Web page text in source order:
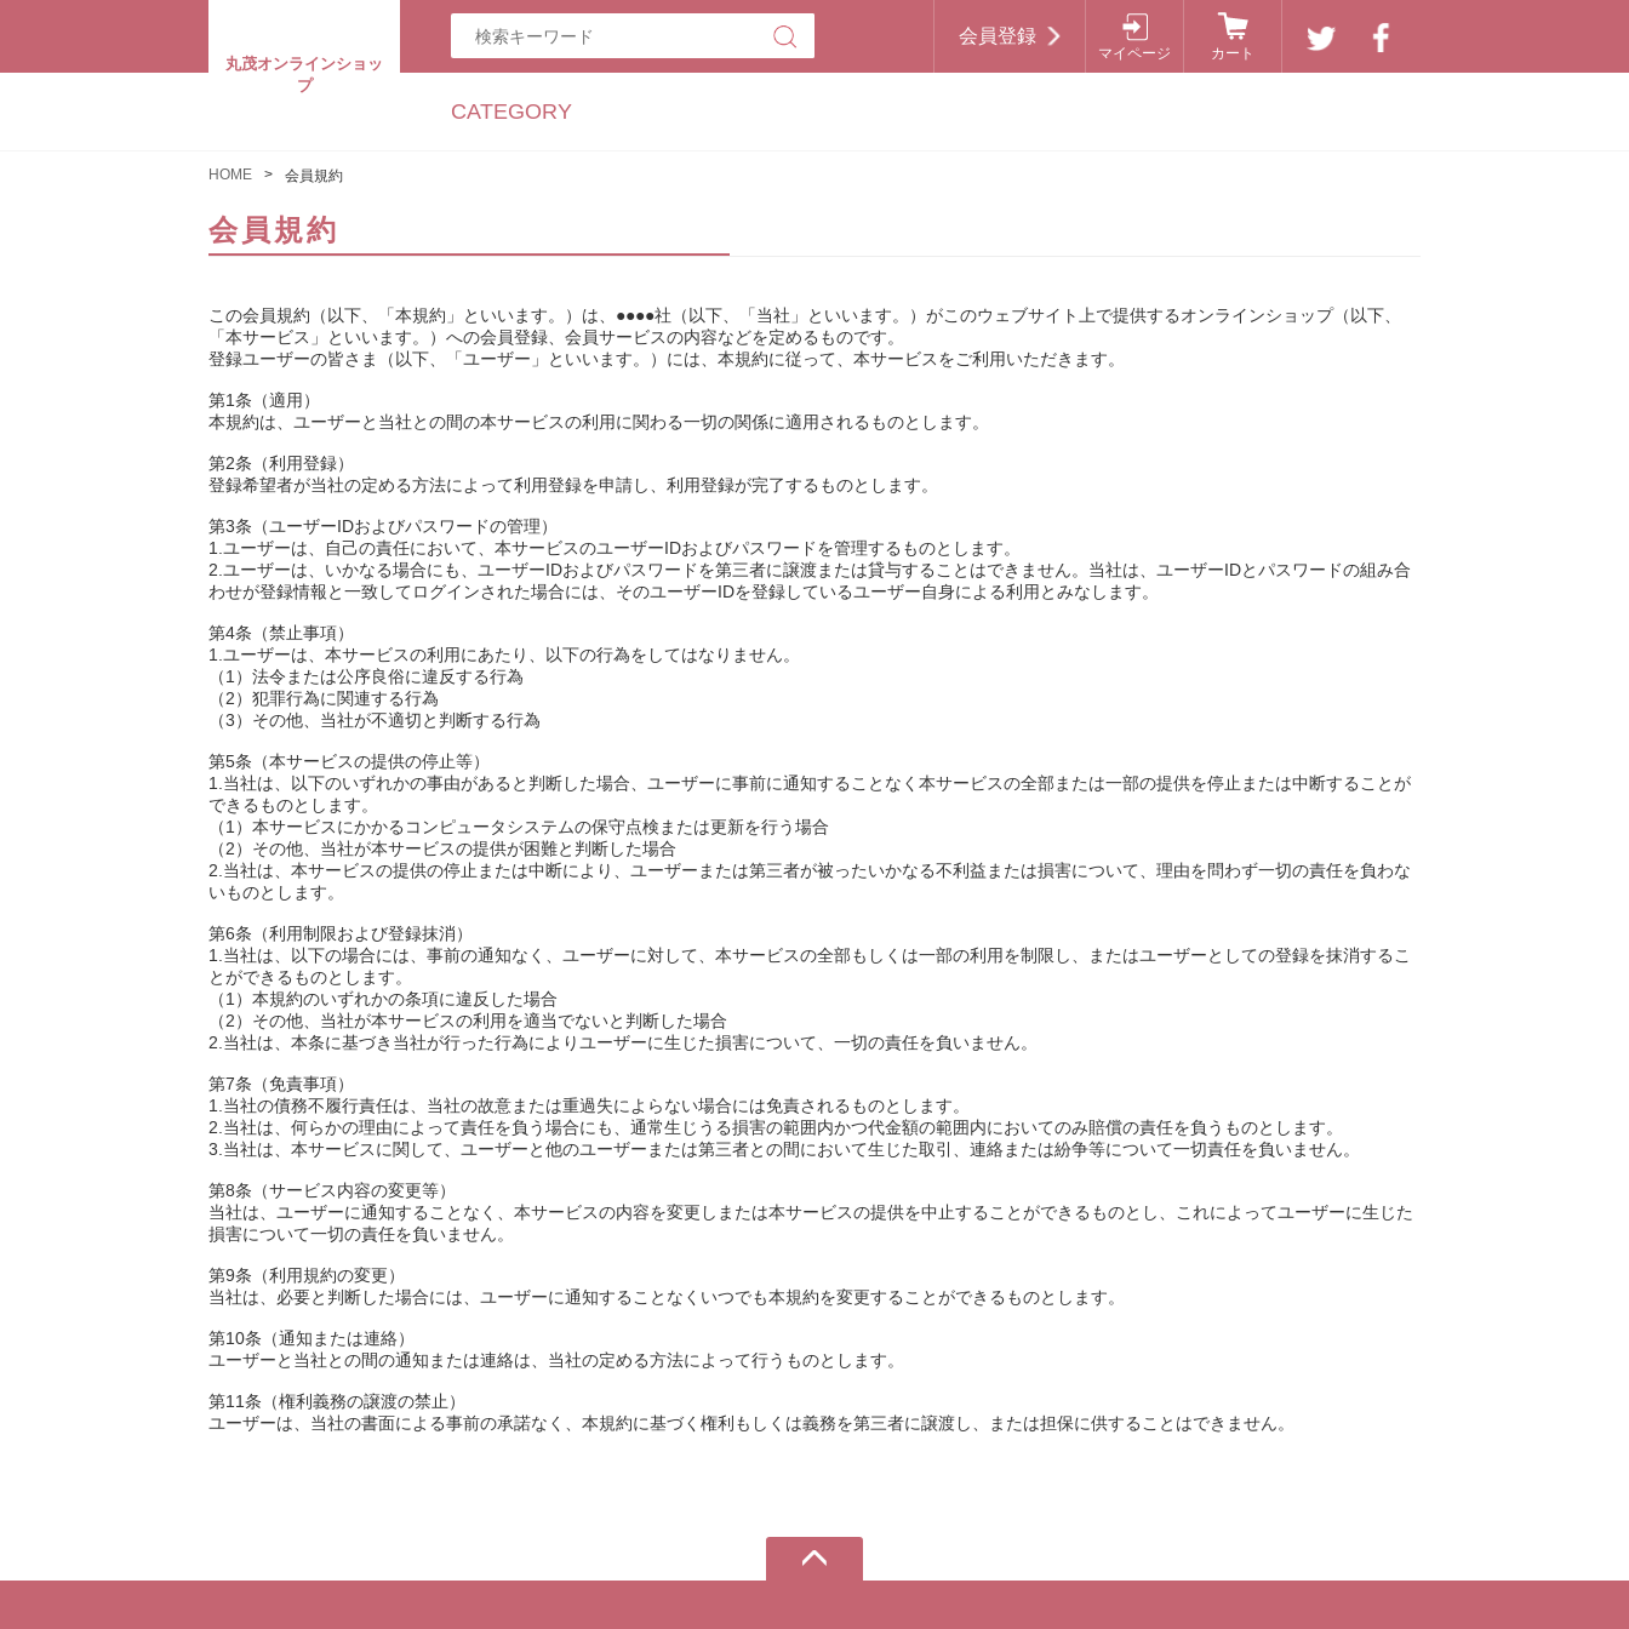
丸茂オンラインショッ
プ
会員登録
マイページ カート
CATEGORY
HOME 会員規約
会員規約
この会員規約（以下、「本規約」といいます。）は、●●●●社（以下、「当社」といいます。）がこのウェブサイト上で提供するオンラインショップ（以下、
「本サービス」といいます。）への会員登録、会員サービスの内容などを定めるものです。
登録ユーザーの皆さま（以下、「ユーザー」といいます。）には、本規約に従って、本サービスをご利用いただきます。
第1条（適用）
本規約は、ユーザーと当社との間の本サービスの利用に関わる一切の関係に適用されるものとします。
第2条（利用登録）
登録希望者が当社の定める方法によって利用登録を申請し、利用登録が完了するものとします。
第3条（ユーザーIDおよびパスワードの管理）
1.ユーザーは、自己の責任において、本サービスのユーザーIDおよびパスワードを管理するものとします。
2.ユーザーは、いかなる場合にも、ユーザーIDおよびパスワードを第三者に譲渡または貸与することはできません。当社は、ユーザーIDとパスワードの組み合
わせが登録情報と一致してログインされた場合には、そのユーザーIDを登録しているユーザー自身による利用とみなします。
第4条（禁止事項）
1.ユーザーは、本サービスの利用にあたり、以下の行為をしてはなりません。
（1）法令または公序良俗に違反する行為
（2）犯罪行為に関連する行為
（3）その他、当社が不適切と判断する行為
第5条（本サービスの提供の停止等）
1.当社は、以下のいずれかの事由があると判断した場合、ユーザーに事前に通知することなく本サービスの全部または一部の提供を停止または中断することが
できるものとします。
（1）本サービスにかかるコンピュータシステムの保守点検または更新を行う場合
（2）その他、当社が本サービスの提供が困難と判断した場合
2.当社は、本サービスの提供の停止または中断により、ユーザーまたは第三者が被ったいかなる不利益または損害について、理由を問わず一切の責任を負わな
いものとします。
第6条（利用制限および登録抹消）
1.当社は、以下の場合には、事前の通知なく、ユーザーに対して、本サービスの全部もしくは一部の利用を制限し、またはユーザーとしての登録を抹消するこ
とができるものとします。
（1）本規約のいずれかの条項に違反した場合
（2）その他、当社が本サービスの利用を適当でないと判断した場合
2.当社は、本条に基づき当社が行った行為によりユーザーに生じた損害について、一切の責任を負いません。
第7条（免責事項）
1.当社の債務不履行責任は、当社の故意または重過失によらない場合には免責されるものとします。
2.当社は、何らかの理由によって責任を負う場合にも、通常生じうる損害の範囲内かつ代金額の範囲内においてのみ賠償の責任を負うものとします。
3.当社は、本サービスに関して、ユーザーと他のユーザーまたは第三者との間において生じた取引、連絡または紛争等について一切責任を負いません。
第8条（サービス内容の変更等）
当社は、ユーザーに通知することなく、本サービスの内容を変更しまたは本サービスの提供を中止することができるものとし、これによってユーザーに生じた
損害について一切の責任を負いません。
第9条（利用規約の変更）
当社は、必要と判断した場合には、ユーザーに通知することなくいつでも本規約を変更することができるものとします。
第10条（通知または連絡）
ユーザーと当社との間の通知または連絡は、当社の定める方法によって行うものとします。
第11条（権利義務の譲渡の禁止）
ユーザーは、当社の書面による事前の承諾なく、本規約に基づく権利もしくは義務を第三者に譲渡し、または担保に供することはできません。